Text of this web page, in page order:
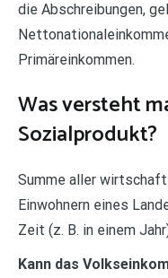
die Abschreibungen,
Primäreinkommen.
Was versteht
Sozialprodukt?
Summe aller
Einwohnern eines
Zeit (z. B. in einem
Kann das